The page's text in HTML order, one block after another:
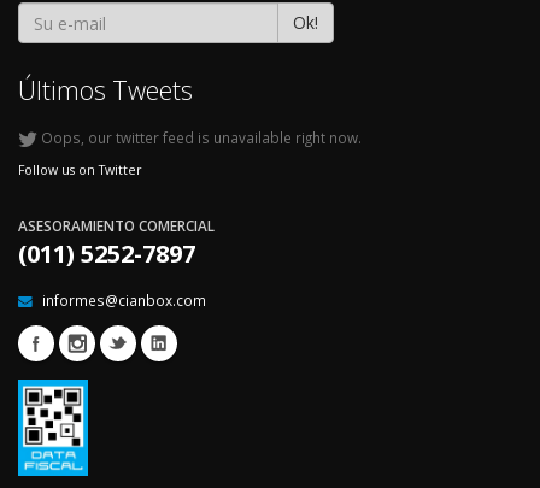
Ok!
Últimos Tweets
Oops, our twitter feed is unavailable right now.
Follow us on Twitter
ASESORAMIENTO COMERCIAL
(011) 5252-7897
informes@cianbox.com